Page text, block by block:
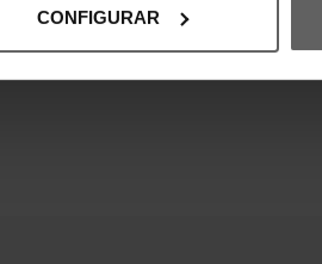
CONFIGURAR